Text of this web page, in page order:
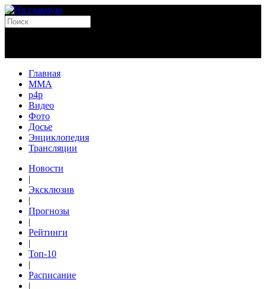
Главная
MMA
p4p
Видео
Фото
Досье
Энциклопедия
Трансляции
Новости
|
Эксклюзив
|
Прогнозы
|
Рейтинги
|
Топ-10
|
Расписание
|